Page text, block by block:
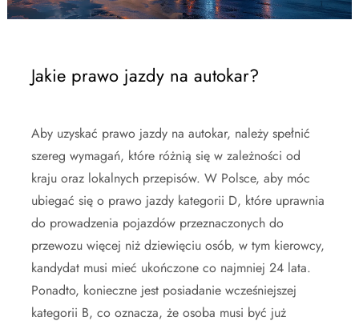
Jakie prawo jazdy na autokar?
Aby uzyskać prawo jazdy na autokar, należy spełnić
szereg wymagań, które różnią się w zależności od
kraju oraz lokalnych przepisów. W Polsce, aby móc
ubiegać się o prawo jazdy kategorii D, które uprawnia
do prowadzenia pojazdów przeznaczonych do
przewozu więcej niż dziewięciu osób, w tym kierowcy,
kandydat musi mieć ukończone co najmniej 24 lata.
Ponadto, konieczne jest posiadanie wcześniejszej
kategorii B, co oznacza, że osoba musi być już